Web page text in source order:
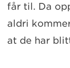
får til. Da
aldri
at de har